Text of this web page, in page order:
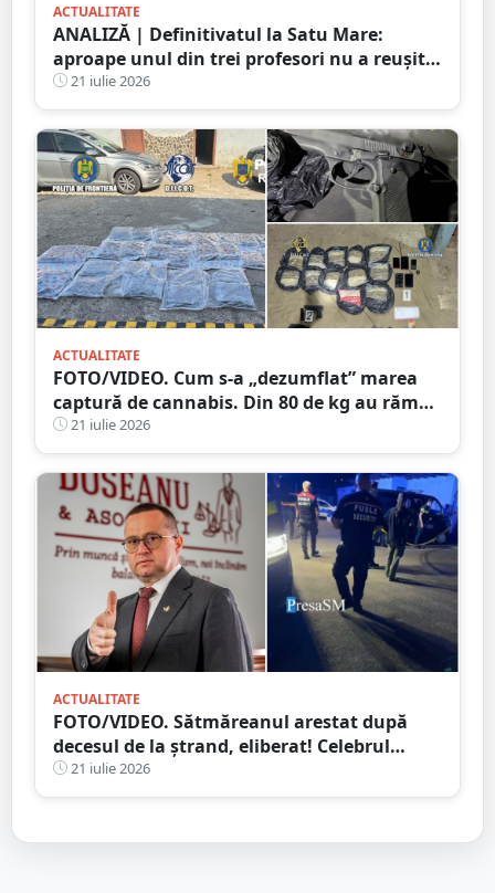
ACTUALITATE
ANALIZĂ | Definitivatul la Satu Mare:
aproape unul din trei profesori nu a reușit
să promoveze examenul
21 iulie 2026
ACTUALITATE
FOTO/VIDEO. Cum s-a „dezumflat” marea
captură de cannabis. Din 80 de kg au rămas
doar 38. Numărătoare după metoda
„șmen”? ;)
21 iulie 2026
ACTUALITATE
FOTO/VIDEO. Sătmăreanul arestat după
decesul de la ștrand, eliberat! Celebrul
avocat Răzvan Doseanu oferă explicații
21 iulie 2026